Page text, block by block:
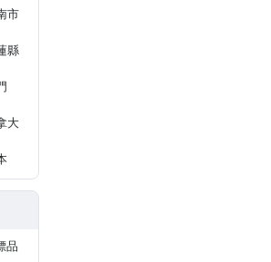
市
縣
大
品